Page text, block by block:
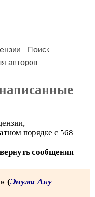
Поиск
авторов
порядке с 568
сообщения
» (Энума Ану